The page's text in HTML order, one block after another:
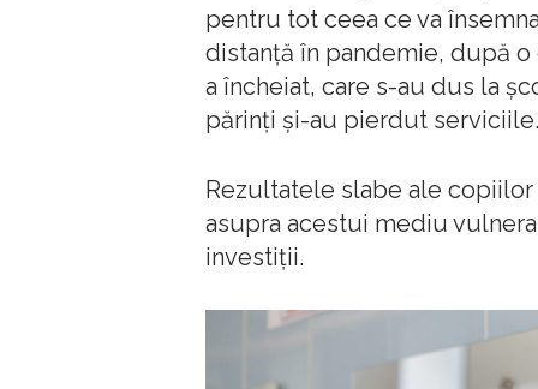
pentru tot ceea ce va
distanţă în pandemie, după
a încheiat, care s-au dus la
părinţi şi-au pierdut serviciile.
Rezultatele slabe ale
asupra acestui mediu
investiţii.